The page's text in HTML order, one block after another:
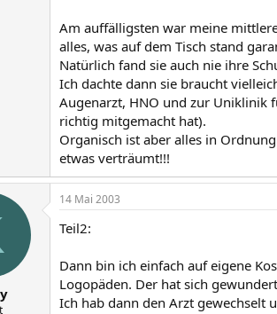
Am auffälligsten war meine
alles, was auf dem Tisch stand
Natürlich fand sie auch nie ihre
Ich dachte dann sie braucht
Augenarzt, HNO und zur Uniklinik
richtig mitgemacht hat).
Organisch ist aber alles in
etwas verträumt!!!
14 Mai 2003
Teil2:
Dann bin ich einfach auf eigene
Logopäden. Der hat sich
Ich hab dann den Arzt gewechselt